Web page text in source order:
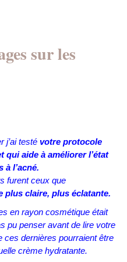
sur les
j’ai testé votre protocole
aide à améliorer l’état
à l’acné.
furent ceux que
plus claire, plus éclatante.
en rayon cosmétique était
pu penser avant de lire votre
ces dernières pourraient être
crème hydratante.